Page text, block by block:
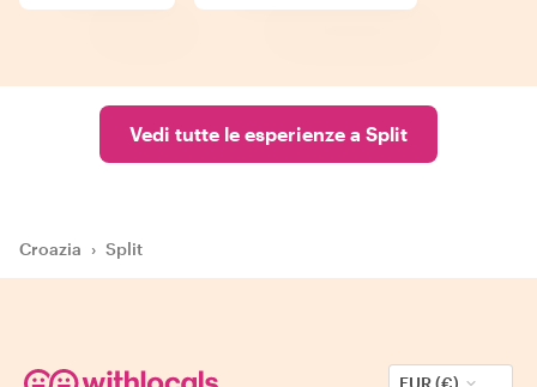
Vedi tutte le esperienze a Split
Croazia › Split
EUR (€)